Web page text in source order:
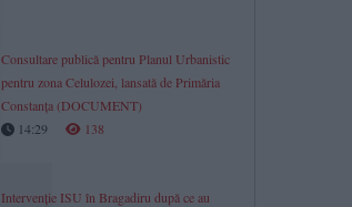
Consultare publică pentru Planul Urbanistic
pentru zona Celulozei, lansată de Primăria
Constanța (DOCUMENT)
14:29
138
Intervenție ISU în Bragadiru după ce au